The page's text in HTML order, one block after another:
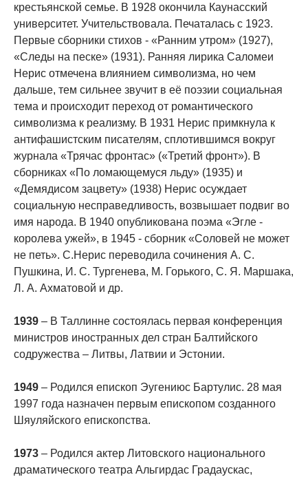
крестьянской семье. В 1928 окончила Каунасский
университет. Учительствовала. Печаталась с 1923.
Первые сборники стихов - «Ранним утром» (1927),
«Следы на песке» (1931). Ранняя лирика Саломеи
Нерис отмечена влиянием символизма, но чем
дальше, тем сильнее звучит в её поэзии социальная
тема и происходит переход от романтического
символизма к реализму. В 1931 Нерис примкнула к
антифашистским писателям, сплотившимся вокруг
журнала «Трячас фронтас» («Третий фронт»). В
сборниках «По ломающемуся льду» (1935) и
«Демядисом зацвету» (1938) Нерис осуждает
социальную несправедливость, возвышает подвиг во
имя народа. В 1940 опубликована поэма «Эгле -
королева ужей», в 1945 - сборник «Соловей не может
не петь». С.Нерис переводила сочинения А. С.
Пушкина, И. С. Тургенева, М. Горького, С. Я. Маршака,
Л. А. Ахматовой и др.
1939 – В Таллинне состоялась первая конференция
министров иностранных дел стран Балтийского
содружества – Литвы, Латвии и Эстонии.
1949 – Родился епископ Эугениюс Бартулис. 28 мая
1997 года назначен первым епископом созданного
Шяуляйского епископства.
1973 – Родился актер Литовского национального
драматического театра Альгирдас Градаускас,